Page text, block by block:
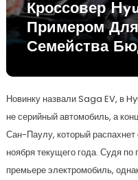
Кроссовер
Примером
Семейства
Новинку назвали Saga EV, в
не серийный автомобиль, а
Сан-Паулу, который
ноября текущего года. Судя по
премьере электромобиль,